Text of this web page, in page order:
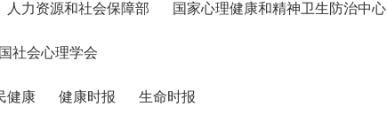
人力资源和社会保障部 国家心理健康和精神卫生防治中心
社会心理学会
健康 健康时报 生命时报